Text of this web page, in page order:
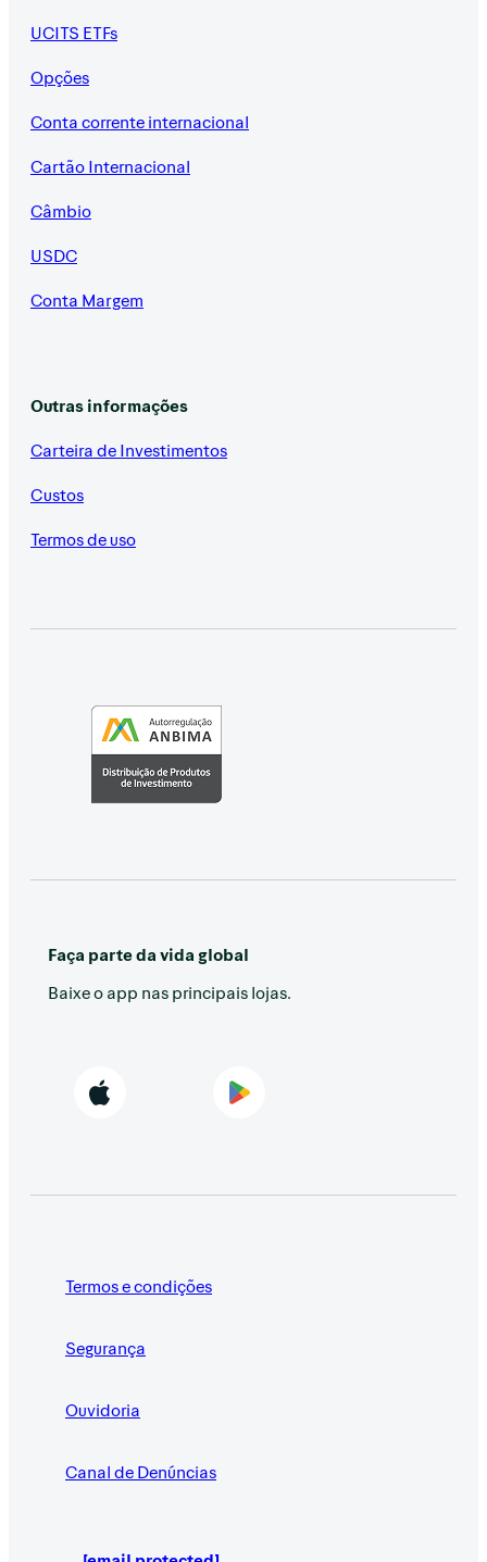
UCITS ETFs
Opções
Conta corrente internacional
Cartão Internacional
Câmbio
USDC
Conta Margem
Outras informações
Carteira de Investimentos
Custos
Termos de uso
Faça parte da vida global
Baixe o app nas principais lojas.
Termos e condições
Segurança
Ouvidoria
Canal de Denúncias